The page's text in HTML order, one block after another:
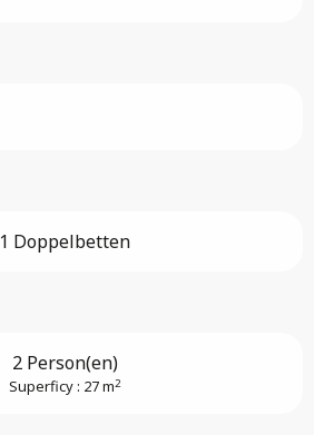
1 Doppelbetten
2 Person(en)
Superficy : 27 m2